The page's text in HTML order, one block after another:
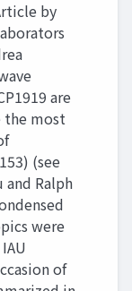
by
are
the most
(see
Ralph
were
of